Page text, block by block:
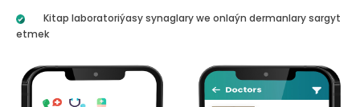
Kitap laboratoriýasy synaglary we onlaýn dermanlary sargyt
etmek